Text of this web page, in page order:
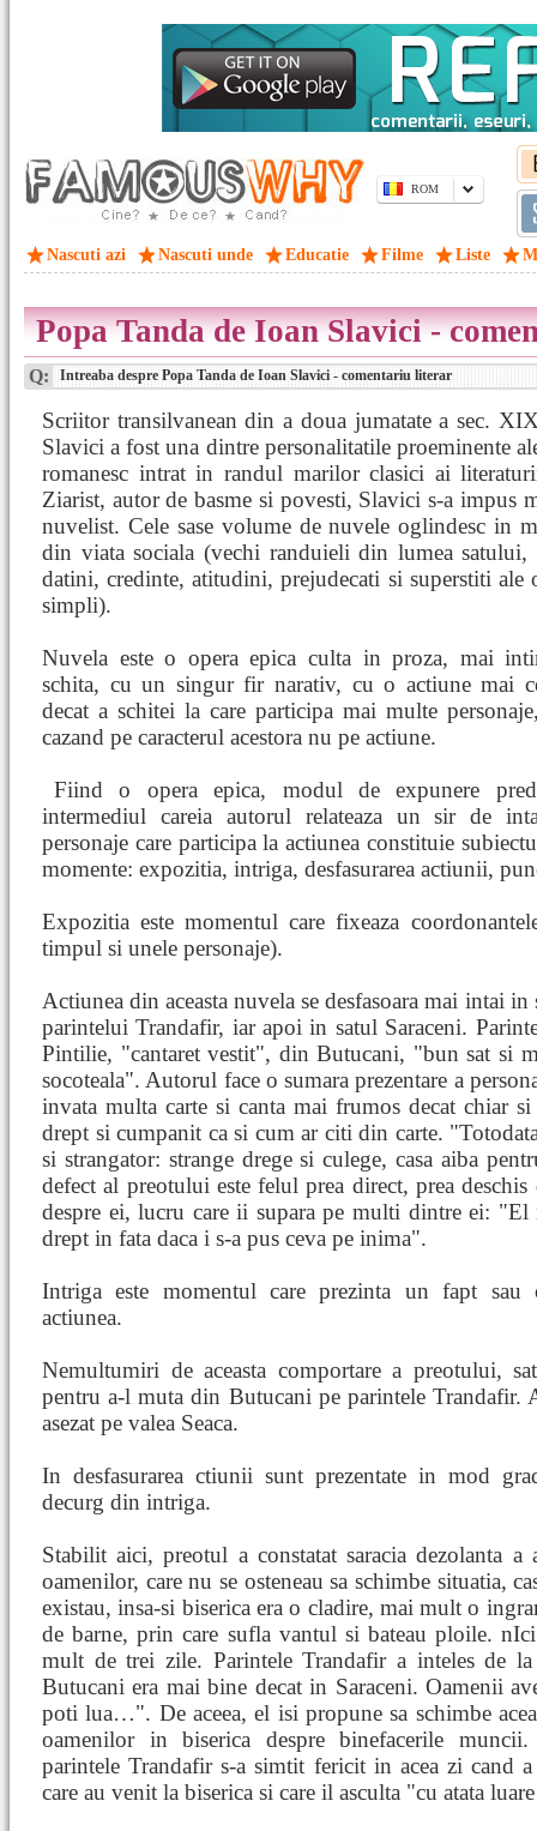
ROM
Nascuti azi Nascuti unde Educatie Filme Liste
Popa Tanda de Ioan Slavici -
Q: Intreaba despre Popa Tanda de Ioan Slavici - comentariu literar
Scriitor transilvanean din a doua jumatate a sec.
Slavici a fost una dintre personalitatile proeminente
romanesc intrat in randul marilor clasici ai
Ziarist, autor de basme si povesti, Slavici s-a impus
nuvelist. Cele sase volume de nuvele oglindesc in
din viata sociala (vechi randuieli din lumea satului,
datini, credinte, atitudini, prejudecati si superstiti ale
simpli).
Nuvela este o opera epica culta in proza, mai
schita, cu un singur fir narativ, cu o actiune mai
decat a schitei la care participa mai multe
cazand pe caracterul acestora nu pe actiune.
Fiind o opera epica, modul de expunere
intermediul careia autorul relateaza un sir de
personaje care participa la actiunea constituie
momente: expozitia, intriga, desfasurarea actiunii,
Expozitia este momentul care fixeaza
timpul si unele personaje).
Actiunea din aceasta nuvela se desfasoara mai intai
parintelui Trandafir, iar apoi in satul Saraceni.
Pintilie, "cantaret vestit", din Butucani, "bun sat si
socoteala". Autorul face o sumara prezentare a
invata multa carte si canta mai frumos decat chiar
drept si cumpanit ca si cum ar citi din carte.
si strangator: strange drege si culege, casa aiba
defect al preotului este felul prea direct, prea
despre ei, lucru care ii supara pe multi dintre ei: "El
drept in fata daca i s-a pus ceva pe inima".
Intriga este momentul care prezinta un fapt sau
actiunea.
Nemultumiri de aceasta comportare a preotului,
pentru a-l muta din Butucani pe parintele Trandafir.
asezat pe valea Seaca.
In desfasurarea ctiunii sunt prezentate in mod
decurg din intriga.
Stabilit aici, preotul a constatat saracia dezolanta a
oamenilor, care nu se osteneau sa schimbe situatia,
existau, insa-si biserica era o cladire, mai mult o
de barne, prin care sufla vantul si bateau ploile.
mult de trei zile. Parintele Trandafir a inteles de
Butucani era mai bine decat in Saraceni. Oamenii
poti lua…". De aceea, el isi propune sa schimbe
oamenilor in biserica despre binefacerile
parintele Trandafir s-a simtit fericit in acea zi cand
care au venit la biserica si care il asculta "cu atata